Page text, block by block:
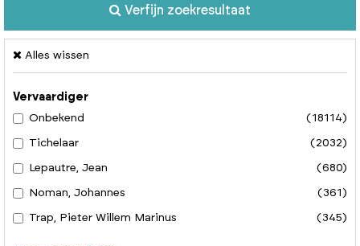
Verfijn zoekresultaat
Alles wissen
Vervaardiger
Onbekend
(18114)
Tichelaar (2032)
Lepautre, Jean (680)
Noman, Johannes (361)
Trap, Pieter Willem Marinus (345)